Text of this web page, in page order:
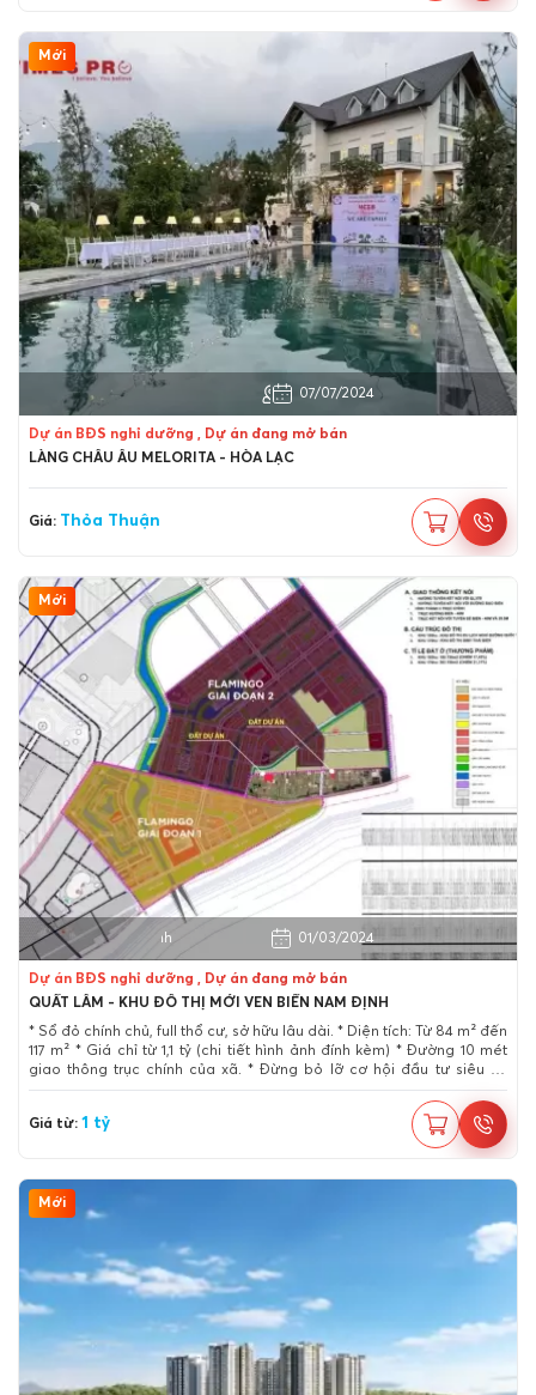
Mới
Huyện Thạch Thất, Hà Nội
07/07/2024
Dự án BĐS nghỉ dưỡng , Dự án đang mở bán
LÀNG CHÂU ÂU MELORITA - HÒA LẠC
Giá: Thỏa Thuận
Mới
Huyện Giao Thủy, Nam Định
01/03/2024
Dự án BĐS nghỉ dưỡng , Dự án đang mở bán
QUẤT LÂM - KHU ĐÔ THỊ MỚI VEN BIỂN NAM ĐỊNH
* Sổ đỏ chính chủ, full thổ cư, sở hữu lâu dài. * Diện tích: Từ 84 m² đến
117 m² * Giá chỉ từ 1,1 tỷ (chi tiết hình ảnh đính kèm) * Đường 10 mét
giao thông trục chính của xã. * Đừng bỏ lỡ cơ hội đầu tư siêu lợi
nhuận này.
Giá từ: 1 tỷ
Mới